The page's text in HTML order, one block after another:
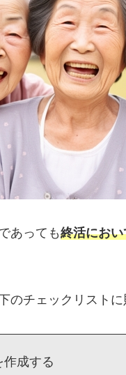
あっても終活にお
のチェックリスト
作成する